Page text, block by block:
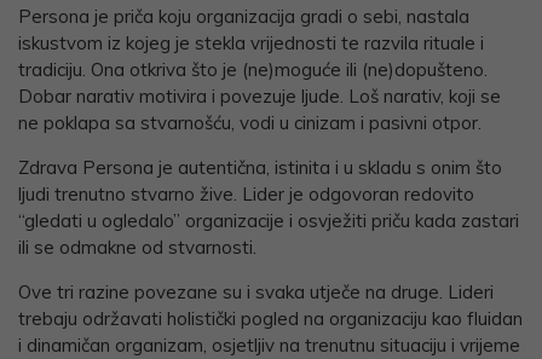
Persona je priča koju organizacija gradi o sebi, nastala
iskustvom iz kojeg je stekla vrijednosti te razvila rituale i
tradiciju. Ona otkriva što je (ne)moguće ili (ne)dopušteno.
Dobar narativ motivira i povezuje ljude. Loš narativ, koji se
ne poklapa sa stvarnošću, vodi u cinizam i pasivni otpor.
Zdrava Persona je autentična, istinita i u skladu s onim što
ljudi trenutno stvarno žive. Lider je odgovoran redovito
“gledati u ogledalo” organizacije i osvježiti priču kada zastari
ili se odmakne od stvarnosti.
Ove tri razine povezane su i svaka utječe na druge. Lideri
trebaju održavati holistički pogled na organizaciju kao fluidan
i dinamičan organizam, osjetljiv na trenutnu situaciju i vrijeme